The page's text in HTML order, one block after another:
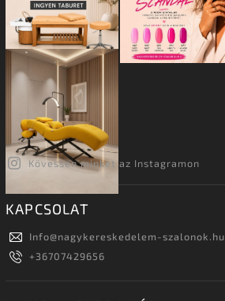
Kövessen minket az Instagramon
KAPCSOLAT
Info@nagykereskedelem-szalonok.hu
+36707429656